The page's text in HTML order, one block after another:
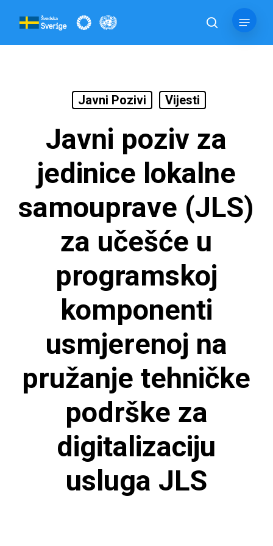
pretraga
Javni Pozivi Vijesti
Javni poziv za
jedinice lokalne
samouprave (JLS)
za učešće u
programskoj
komponenti
usmjerenoj na
pružanje tehničke
podrške za
digitalizaciju
usluga JLS